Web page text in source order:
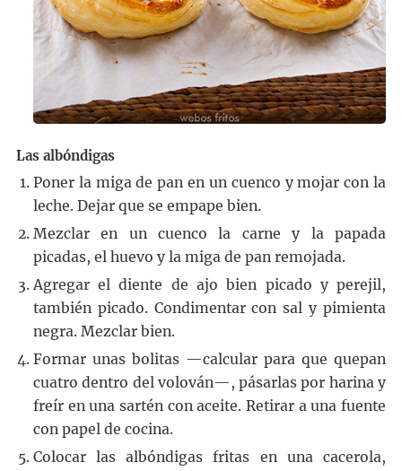
Las albóndigas
Poner la miga de pan en un cuenco y mojar con la
leche. Dejar que se empape bien.
Mezclar en un cuenco la carne y la papada
picadas, el huevo y la miga de pan remojada.
Agregar el diente de ajo bien picado y perejil,
también picado. Condimentar con sal y pimienta
negra. Mezclar bien.
Formar unas bolitas —calcular para que quepan
cuatro dentro del volován—, pásarlas por harina y
freír en una sartén con aceite. Retirar a una fuente
con papel de cocina.
Colocar las albóndigas fritas en una cacerola,